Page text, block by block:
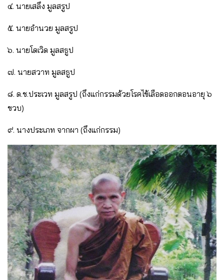
๔. นายเสลึง มูลสรูป
๕. นายอํานวย มูลสรูป
๖. นายโดเวิด มูลสธูป
๗. นายสวาท มูลสธูป
๘. ด.ช.ประเวท มูลสรูป (ถึงแก่กรรมด้วยโรคไข้เลือดออกตอนอายุ ๖
ขวบ)
๙. นางประเภท จากผา (ถึงแก่กรรม)